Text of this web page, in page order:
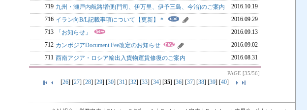
719 九州・瀬戸内航路増便(門司、伊万里、伊予三島、今治)のご案内
2016.10.19
716 イラン向B/L記載事項について【更新】＊
2016.09.29
713
「お知らせ」
2016.09.13
712 カンボジアDocument Fee改定のお知らせ
2016.09.02
711 西南アジア・ロシア輸出入貨物運賃修復のご案内 2016.08.31
PAGE [35/56]
[26] [27] [28] [29] [30] [31] [32] [33] [34] [35] [36] [37] [38] [39] [40]